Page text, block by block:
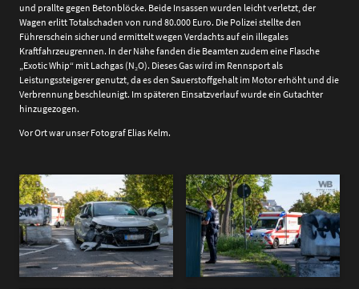
und prallte gegen Betonblöcke. Beide Insassen wurden leicht verletzt, der
Wagen erlitt Totalschaden von rund 80.000 Euro. Die Polizei stellte den
Führerschein sicher und ermittelt wegen Verdachts auf ein illegales
Kraftfahrzeugrennen. In der Nähe fanden die Beamten zudem eine Flasche
„Exotic Whip“ mit Lachgas (N₂O). Dieses Gas wird im Rennsport als
Leistungssteigerer genutzt, da es den Sauerstoffgehalt im Motor erhöht und die
Verbrennung beschleunigt. Im späteren Einsatzverlauf wurde ein Gutachter
hinzugezogen.
Vor Ort war unser Fotograf Elias Kelm.